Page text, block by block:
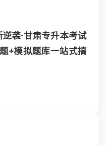
袭·甘肃专升本考试
+模拟题库一站式搞